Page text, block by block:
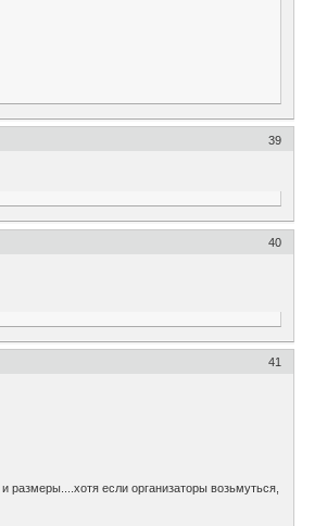
39
40
41
размеры....хотя если организаторы возьмуться,